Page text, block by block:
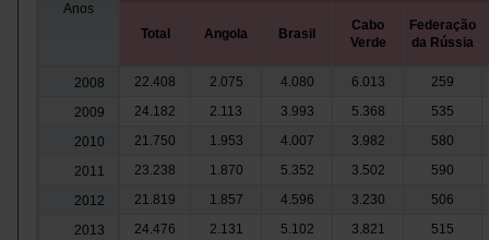
Anos
Total
Angola Brasil
Cabo
Verde
Federação
da Rússia
2008 22.408 2.075 4.080 6.013
259
2009
24.182 2.113 3.993 5.368
535
2010
21.750 1.953 4.007 3.982
580
2011
23.238 1.870 5.352 3.502
590
2012
21.819 1.857 4.596 3.230
506
2013
24.476 2.131 5.102 3.821
515